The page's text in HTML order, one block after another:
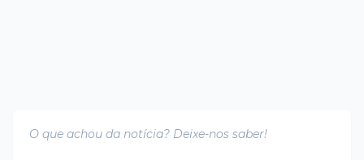
O que achou da notícia? Deixe-nos saber!